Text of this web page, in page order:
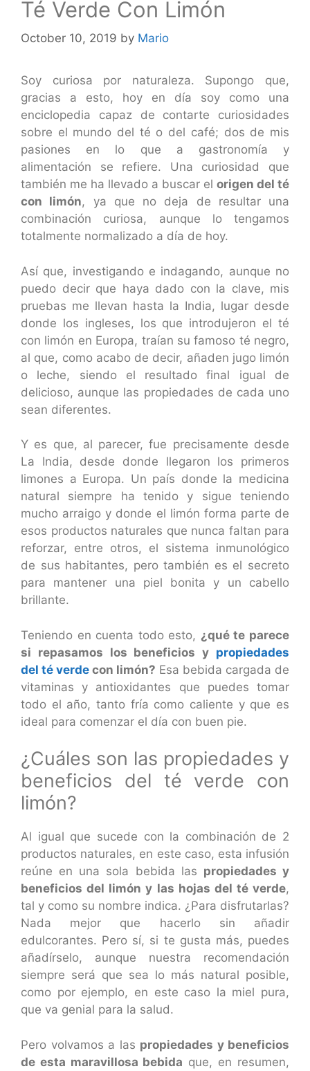
Té Verde Con Limón
October 10, 2019 by Mario
Soy curiosa por naturaleza. Supongo que,
gracias a esto, hoy en día soy como una
enciclopedia capaz de contarte curiosidades
sobre el mundo del té o del café; dos de mis
pasiones en lo que a gastronomía y
alimentación se refiere. Una curiosidad que
también me ha llevado a buscar el origen del té
con limón, ya que no deja de resultar una
combinación curiosa, aunque lo tengamos
totalmente normalizado a día de hoy.
Así que, investigando e indagando, aunque no
puedo decir que haya dado con la clave, mis
pruebas me llevan hasta la India, lugar desde
donde los ingleses, los que introdujeron el té
con limón en Europa, traían su famoso té negro,
al que, como acabo de decir, añaden jugo limón
o leche, siendo el resultado final igual de
delicioso, aunque las propiedades de cada uno
sean diferentes.
Y es que, al parecer, fue precisamente desde
La India, desde donde llegaron los primeros
limones a Europa. Un país donde la medicina
natural siempre ha tenido y sigue teniendo
mucho arraigo y donde el limón forma parte de
esos productos naturales que nunca faltan para
reforzar, entre otros, el sistema inmunológico
de sus habitantes, pero también es el secreto
para mantener una piel bonita y un cabello
brillante.
Teniendo en cuenta todo esto, ¿qué te parece
si repasamos los beneficios y propiedades
del té verde con limón? Esa bebida cargada de
vitaminas y antioxidantes que puedes tomar
todo el año, tanto fría como caliente y que es
ideal para comenzar el día con buen pie.
¿Cuáles son las propiedades y
beneficios del té verde con
limón?
Al igual que sucede con la combinación de 2
productos naturales, en este caso, esta infusión
reúne en una sola bebida las propiedades y
beneficios del limón y las hojas del té verde,
tal y como su nombre indica. ¿Para disfrutarlas?
Nada mejor que hacerlo sin añadir
edulcorantes. Pero sí, si te gusta más, puedes
añadírselo, aunque nuestra recomendación
siempre será que sea lo más natural posible,
como por ejemplo, en este caso la miel pura,
que va genial para la salud.
Pero volvamos a las propiedades y beneficios
de esta maravillosa bebida que, en resumen,